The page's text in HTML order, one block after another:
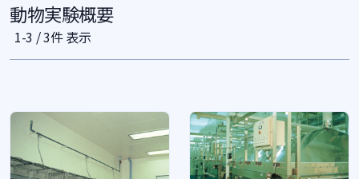
動物実験概要
1-3 / 3件 表示